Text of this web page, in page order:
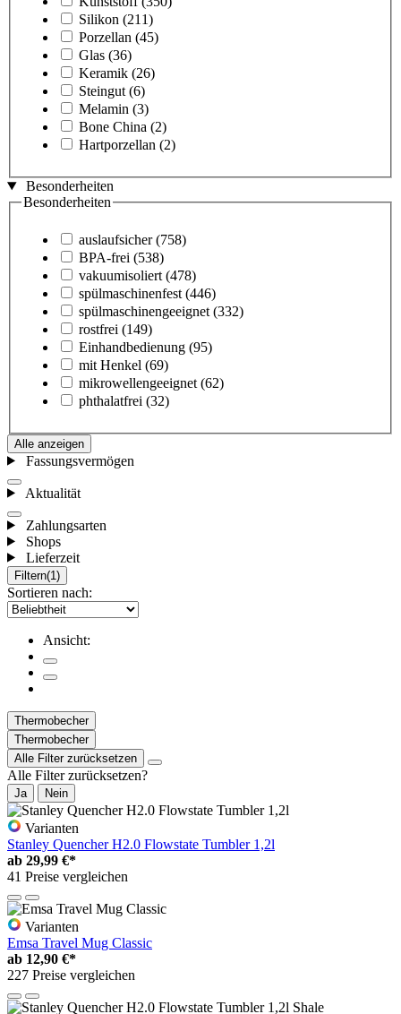
Silikon (211)
Porzellan (45)
Glas (36)
Keramik (26)
Steingut (6)
Melamin (3)
Bone China (2)
Hartporzellan (2)
Besonderheiten
Besonderheiten
auslaufsicher (758)
BPA-frei (538)
vakuumisoliert (478)
spülmaschinenfest (446)
spülmaschinengeeignet (332)
rostfrei (149)
Einhandbedienung (95)
mit Henkel (69)
mikrowellengeeignet (62)
phthalatfrei (32)
Alle anzeigen
Fassungsvermögen
Aktualität
Zahlungsarten
Shops
Lieferzeit
Filtern(1)
Sortieren nach:
Ansicht:
Thermobecher
Thermobecher
Alle Filter zurücksetzen
Alle Filter zurücksetzen?
Ja Nein
Varianten
Stanley Quencher H2.0 Flowstate Tumbler 1,2l
ab 29,99 €*
41 Preise vergleichen
Varianten
Emsa Travel Mug Classic
ab 12,90 €*
227 Preise vergleichen